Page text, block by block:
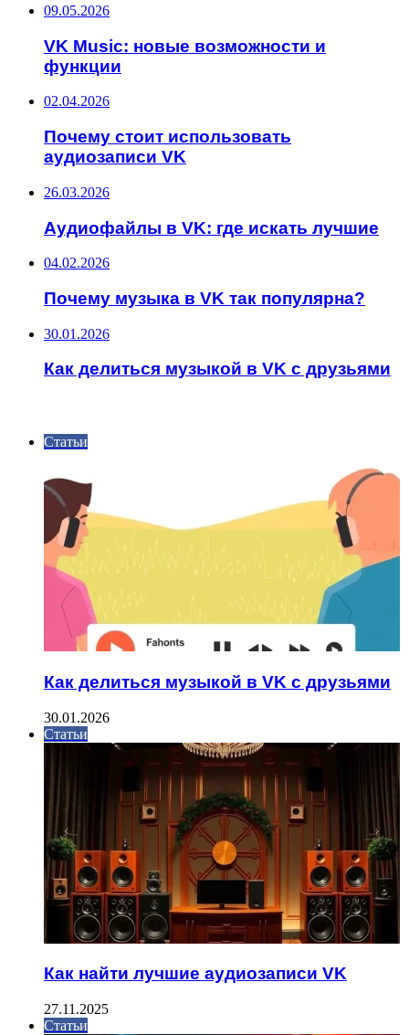
09.05.2026
VK Music: новые возможности и
функции
02.04.2026
Почему стоит использовать
аудиозаписи VK
26.03.2026
Аудиофайлы в VK: где искать лучшие
04.02.2026
Почему музыка в VK так популярна?
30.01.2026
Как делиться музыкой в VK с друзьями
Статьи
Как делиться музыкой в VK с друзьями
30.01.2026
Статьи
Как найти лучшие аудиозаписи VK
27.11.2025
Статьи